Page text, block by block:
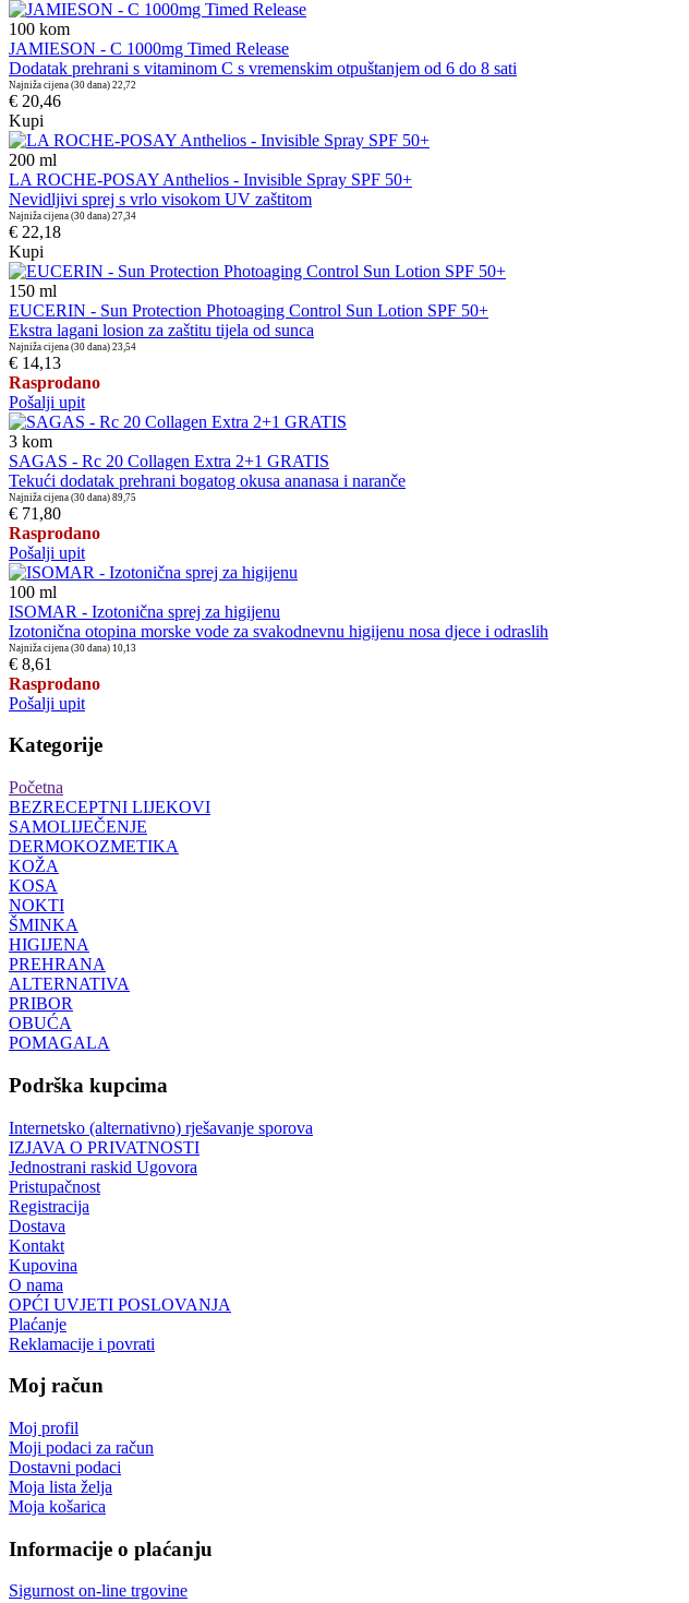
100 kom
JAMIESON - C 1000mg Timed Release
Dodatak prehrani s vitaminom C s vremenskim otpuštanjem od 6 do 8 sati
Najniža cijena (30 dana) 22,72
€ 20,46
Kupi
200 ml
LA ROCHE-POSAY Anthelios - Invisible Spray SPF 50+
Nevidljivi sprej s vrlo visokom UV zaštitom
Najniža cijena (30 dana) 27,34
€ 22,18
Kupi
150 ml
EUCERIN - Sun Protection Photoaging Control Sun Lotion SPF 50+
Ekstra lagani losion za zaštitu tijela od sunca
Najniža cijena (30 dana) 23,54
€ 14,13
Rasprodano
Pošalji upit
3 kom
SAGAS - Rc 20 Collagen Extra 2+1 GRATIS
Tekući dodatak prehrani bogatog okusa ananasa i naranče
Najniža cijena (30 dana) 89,75
€ 71,80
Rasprodano
Pošalji upit
100 ml
ISOMAR - Izotonična sprej za higijenu
Izotonična otopina morske vode za svakodnevnu higijenu nosa djece i odraslih
Najniža cijena (30 dana) 10,13
€ 8,61
Rasprodano
Pošalji upit
Kategorije
Početna
BEZRECEPTNI LIJEKOVI
SAMOLIJEČENJE
DERMOKOZMETIKA
KOŽA
KOSA
NOKTI
ŠMINKA
HIGIJENA
PREHRANA
ALTERNATIVA
PRIBOR
OBUĆA
POMAGALA
Podrška kupcima
Internetsko (alternativno) rješavanje sporova
IZJAVA O PRIVATNOSTI
Jednostrani raskid Ugovora
Pristupačnost
Registracija
Dostava
Kontakt
Kupovina
O nama
OPĆI UVJETI POSLOVANJA
Plaćanje
Reklamacije i povrati
Moj račun
Moj profil
Moji podaci za račun
Dostavni podaci
Moja lista želja
Moja košarica
Informacije o plaćanju
Sigurnost on-line trgovine